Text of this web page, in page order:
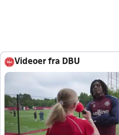
Videoer fra DBU